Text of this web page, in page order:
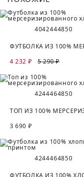
4042444850
4 232 ₽
5 290 ₽
4244464850
3 690 ₽
4244464850